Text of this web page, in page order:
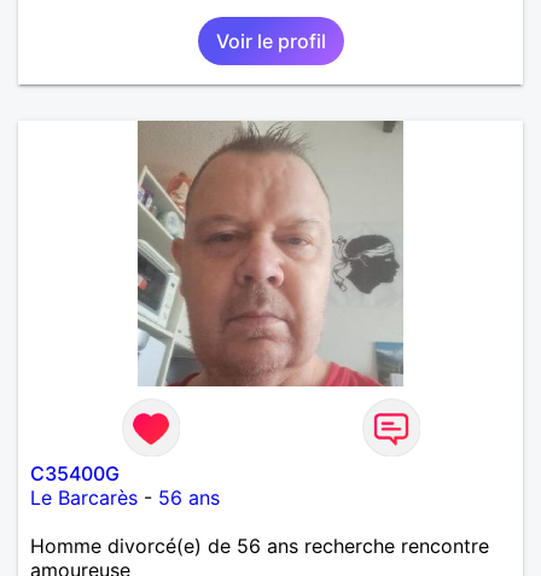
Voir le profil
C35400G
Le Barcarès - 56 ans
Homme divorcé(e) de 56 ans recherche rencontre
amoureuse